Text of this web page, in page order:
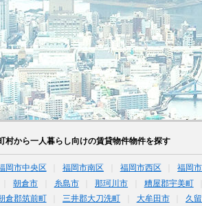
村から一人暮らし向けの賃貸物件物件を探す
岡市中央区 福岡市南区 福岡市西区 福岡
朝倉市 糸島市 那珂川市 糟屋郡宇美町
倉郡筑前町 三井郡大刀洗町 大牟田市 久